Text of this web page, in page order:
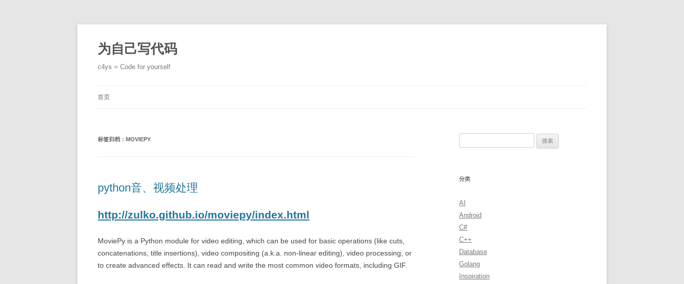
正
文
为自己写代码
c4ys = Code for yourself
首页
标签归档： MOVIEPY
python音、视频处理
http://zulko.github.io/moviepy/index.html
MoviePy is a Python module for video editing, which can be used for basic operations (like cuts,
concatenations, title insertions), video compositing (a.k.a. non-linear editing), video processing, or
to create advanced effects. It can read and write the most common video formats, including GIF.
分类
AI
Android
C#
C++
Database
Golang
Inspiration